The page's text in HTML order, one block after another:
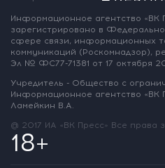
Информационное агентство «ВК
зарегистрировано в
сфере связи, информационных
коммуникаций (Роскомнадзор),
Эл № ФС77-71381 от 17 октября
Учредитель - Общество с
Информационное агентство «ВК
Ламейкин В.А.
@ 2017 ИА «ВК Пресс» Все права
18+